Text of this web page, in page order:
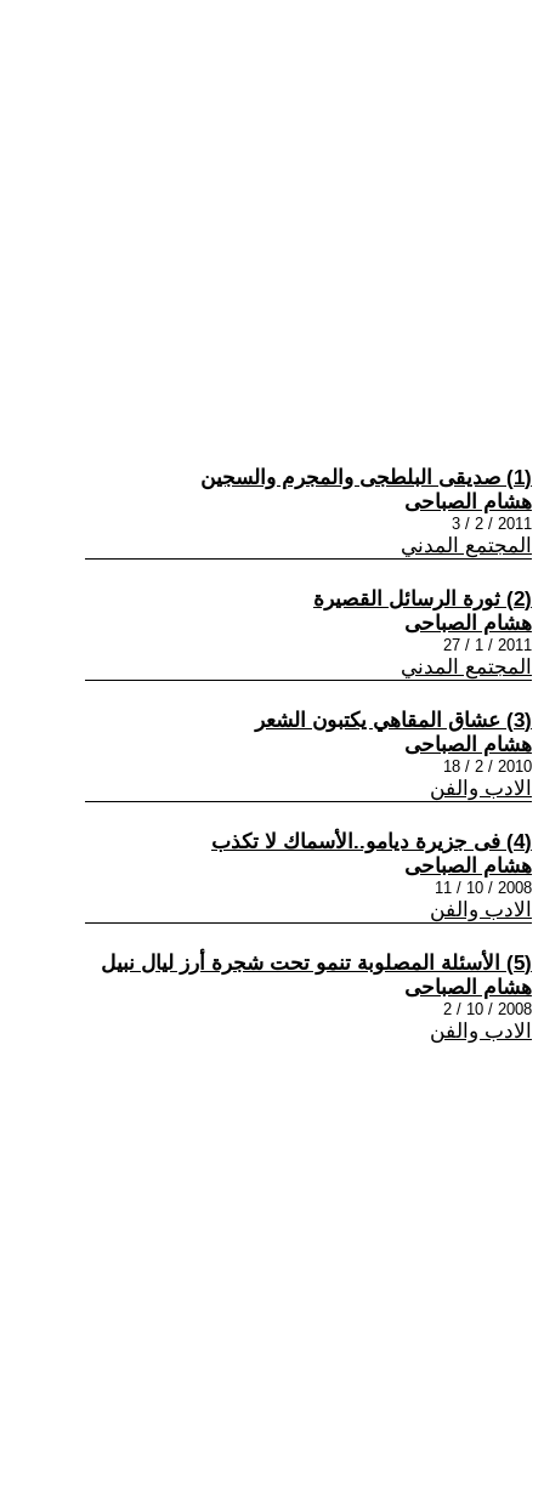
(1) صديقى البلطجى والمجرم والسجين
هشام الصباحى
2011 / 2 / 3
المجتمع المدني
(2) ثورة الرسائل القصيرة
هشام الصباحى
2011 / 1 / 27
المجتمع المدني
(3) عشاق المقاهي يكتبون الشعر
هشام الصباحى
2010 / 2 / 18
الادب والفن
(4) فى جزيرة ديامو..الأسماك لا تكذب
هشام الصباحى
2008 / 10 / 11
الادب والفن
(5) الأسئلة المصلوبة تنمو تحت شجرة أرز ليال نبيل
هشام الصباحى
2008 / 10 / 2
الادب والفن